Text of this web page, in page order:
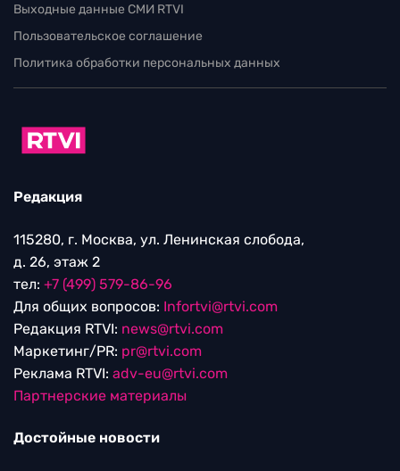
Выходные данные СМИ RTVI
Пользовательское соглашение
Политика обработки персональных данных
Редакция
115280, г. Москва, ул. Ленинская слобода,
д. 26, этаж 2
тел: +7 (499) 579-86-96
Для общих вопросов: Infortvi@rtvi.com
Редакция RTVI: news@rtvi.com
Маркетинг/PR: pr@rtvi.com
Реклама RTVI: adv-eu@rtvi.com
Партнерские материалы
Достойные новости